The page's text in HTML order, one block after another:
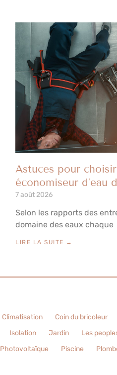
Astuces pour
économiseur d’eau
7 août 2026
Selon les rapports des
domaine des eaux chaque
LIRE LA SUITE →
Climatisation Coin du bricoleur
Isolation Jardin
Les
Photovoltaïque Piscine